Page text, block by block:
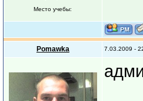
Место учебы:
Pomawka 7.03.2009 -